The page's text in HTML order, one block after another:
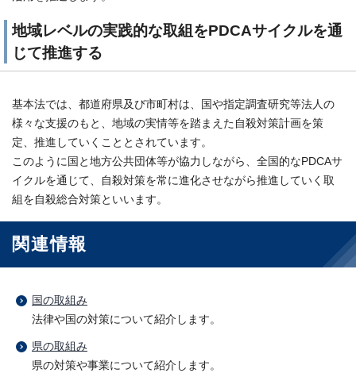
地域レベルの実践的な取組をPDCAサイクルを通
じて推進する
基本法では、都道府県及び市町村は、国や指定調査研究等法人の
様々な支援のもと、地域の実情等を踏まえた自殺対策計画を策
定、推進していくこととされています。
このように国と地方公共団体等が協力しながら、全国的なPDCAサ
イクルを通じて、自殺対策を常に進化させながら推進していく取
組を自殺総合対策といいます。
関連情報
国の取組み
法律や国の対策について紹介します。
県の取組み
県の対策や事業について紹介します。